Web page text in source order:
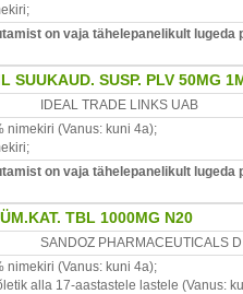
;
on vaja tähelepanelikult
SUUKAUD. SUSP. PLV 50MG
IDEAL TRADE LINKS UAB
nimekiri (Vanus: kuni 4a);
;
on vaja tähelepanelikult
TBL 1000MG N20
SANDOZ PHARMACEUTICALS
nimekiri (Vanus: kuni 4a);
alla 17-aastastele lastele (Vanus: